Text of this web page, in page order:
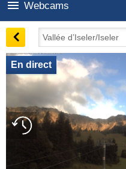
Webcams
En direct